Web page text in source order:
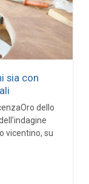
sia con
dello
vicentino, su